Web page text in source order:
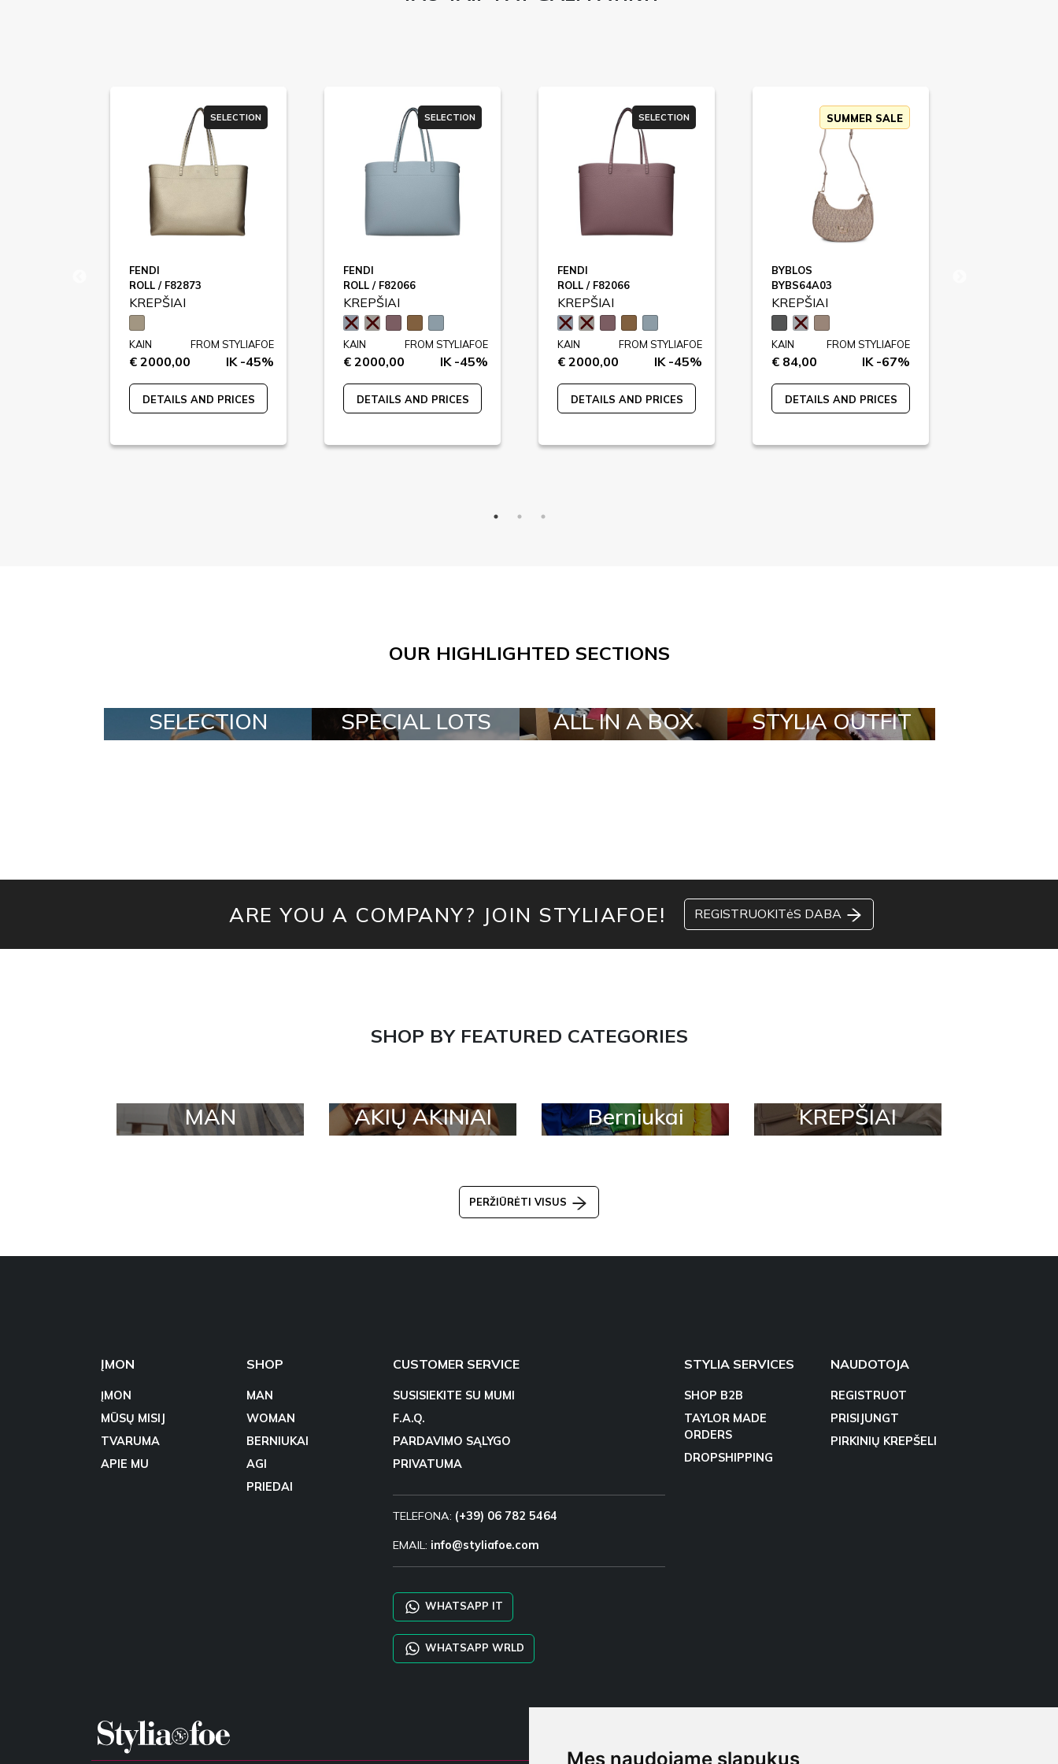
Mes naudojame slapukus
SELECTION
FENDI
ROLL / F82873
KREPŠIAI
KAIN
€ 2000,00
FROM STYLIAFOE
IK -45%
DETAILS AND PRICES
SELECTION
FENDI
ROLL / F82066
KREPŠIAI
KAIN
€ 2000,00
FROM STYLIAFOE
IK -45%
DETAILS AND PRICES
SELECTION
FENDI
ROLL / F82066
KREPŠIAI
KAIN
€ 2000,00
FROM STYLIAFOE
IK -45%
DETAILS AND PRICES
SUMMER SALE
BYBLOS
BYBS64A03
KREPŠIAI
KAIN
€ 84,00
FROM STYLIAFOE
IK -67%
DETAILS AND PRICES
OUR HIGHLIGHTED SECTIONS
SELECTION SPECIAL LOTS ALL IN A BOX STYLIA OUTFIT
ARE YOU A COMPANY? JOIN STYLIAFOE! REGISTRUOKITėS DABA
SHOP BY FEATURED CATEGORIES
MAN AKIŲ AKINIAI Berniukai KREPŠIAI
PERŽIŪRĖTI VISUS
ĮMON
ĮMON
MŪSŲ MISIJ
TVARUMA
APIE MU
SHOP
MAN
WOMAN
BERNIUKAI
AGI
PRIEDAI
CUSTOMER SERVICE
SUSISIEKITE SU MUMI
F.A.Q.
PARDAVIMO SĄLYGO
PRIVATUMA
TELEFONA: (+39) 06 782 5464
EMAIL: info@styliafoe.com
WHATSAPP IT
WHATSAPP WRLD
STYLIA SERVICES
SHOP B2B
TAYLOR MADE
ORDERS
DROPSHIPPING
NAUDOTOJA
REGISTRUOT
PRISIJUNGT
PIRKINIŲ KREPŠELI